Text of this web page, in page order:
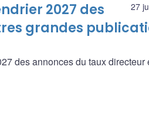
27
2027 des
grandes
des annonces du taux directeur